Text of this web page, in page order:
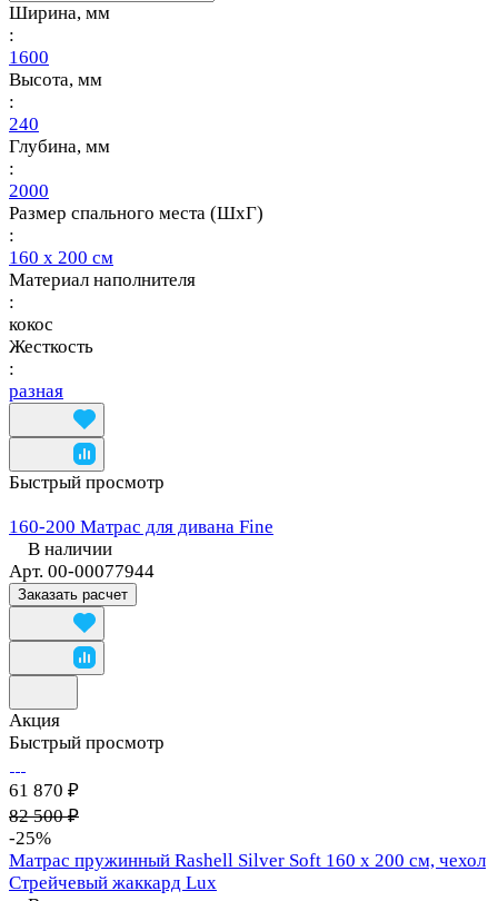
Ширина, мм
:
1600
Высота, мм
:
240
Глубина, мм
:
2000
Размер спального места (ШхГ)
:
160 х 200 см
Материал наполнителя
:
кокос
Жесткость
:
разная
Быстрый просмотр
160-200 Матрас для дивана Fine
В наличии
Арт. 00-00077944
Заказать расчет
Акция
Быстрый просмотр
61 870 ₽
82 500 ₽
-25%
Матрас пружинный Rashell Silver Soft 160 х 200 см, чехол
Стрейчевый жаккард Lux